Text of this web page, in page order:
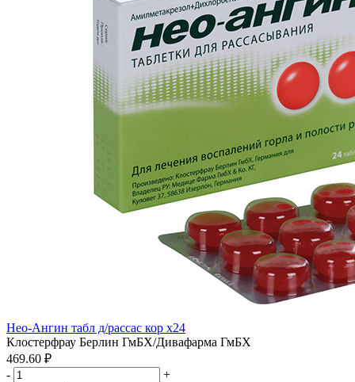
Нео-Ангин табл д/рассас кор x24
Клостерфрау Берлин ГмБХ/Дивафарма ГмБХ
469.60 ₽
-
+